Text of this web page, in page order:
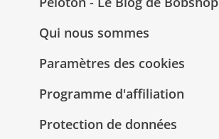
Qui nous sommes
Paramètres des cookies
Programme d'affiliation
Protection de données